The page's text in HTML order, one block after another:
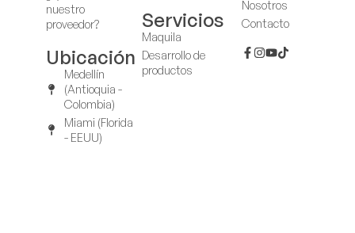
nuestro
proveedor?
Ubicación
Medellín
(Antioquia -
Colombia)
Miami (Florida
- EEUU)
Servicios
Maquila
Desarrollo de
productos
Nosotros
Contacto